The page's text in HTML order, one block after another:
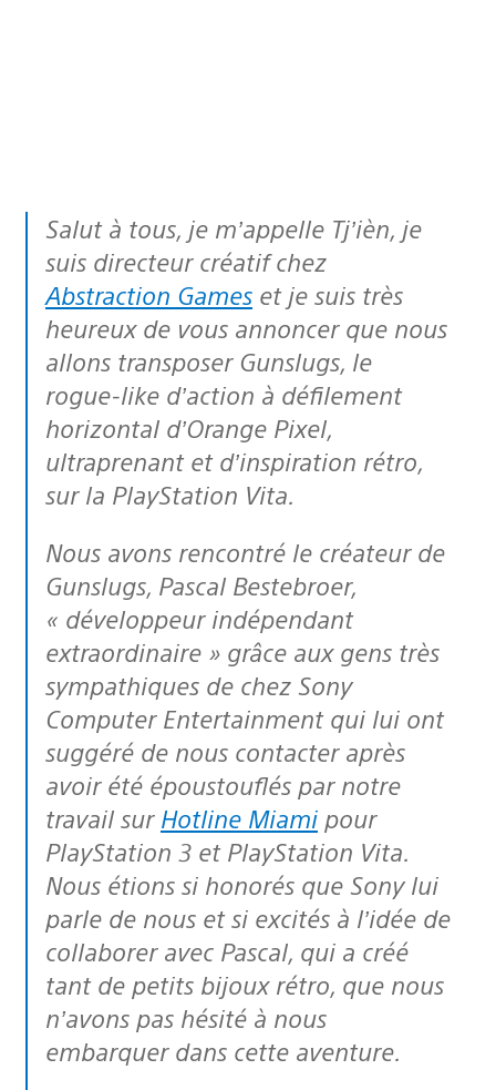
Salut à tous, je m’appelle Tj’ièn, je
suis directeur créatif chez
Abstraction Games et je suis très
heureux de vous annoncer que nous
allons transposer Gunslugs, le
rogue-like d’action à défilement
horizontal d’Orange Pixel,
ultraprenant et d’inspiration rétro,
sur la PlayStation Vita.
Nous avons rencontré le créateur de
Gunslugs, Pascal Bestebroer,
« développeur indépendant
extraordinaire » grâce aux gens très
sympathiques de chez Sony
Computer Entertainment qui lui ont
suggéré de nous contacter après
avoir été époustouflés par notre
travail sur Hotline Miami pour
PlayStation 3 et PlayStation Vita.
Nous étions si honorés que Sony lui
parle de nous et si excités à l’idée de
collaborer avec Pascal, qui a créé
tant de petits bijoux rétro, que nous
n’avons pas hésité à nous
embarquer dans cette aventure.